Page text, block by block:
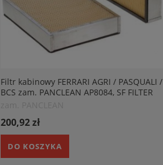
Filtr kabinowy FERRARI AGRI / PASQUALI /
BCS zam. PANCLEAN AP8084, SF FILTER
200,92 zł
DO KOSZYKA